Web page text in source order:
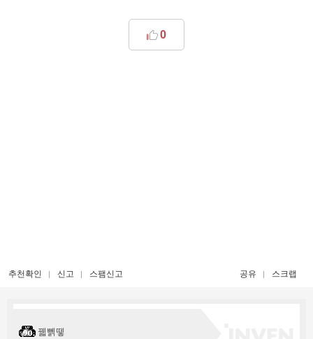
0
추천확인 신고 스팸신고 공유 스크랩
꿻뻵뗗